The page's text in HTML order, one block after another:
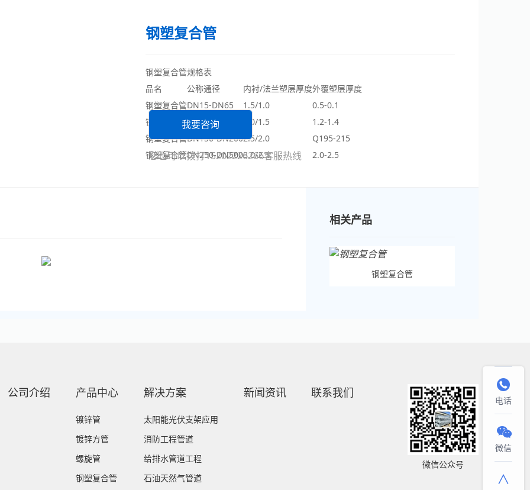
钢塑复合管
钢塑复合管规格表
品名
公称通径 内衬/法兰塑层厚度外覆塑层厚度
钢塑复合管DN15-DN65 1.5/1.0
0.5-0.1
钢塑复合管DN80-DN125 2.0/1.5
1.2-1.4
钢塑复合管DN150-DN2002.5/2.0
Q195-215
钢塑复合管DN250-DN5003.0/2.5 2.0-2.5
我要咨询
您也可以拨打15202226266客服热线
相关产品
钢塑复合管
公司介绍 产品中心
镀锌管
镀锌方管
螺旋管
钢塑复合管
解决方案
太阳能光伏支架应用
消防工程管道
给排水管道工程
石油天然气管道
新闻资讯 联系我们
微信公众号

电话

微信
∧